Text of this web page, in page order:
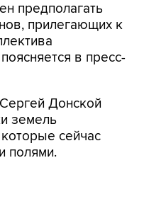
предполагать
прилегающих к
в пресс-
Донской
земель
сейчас
полями.